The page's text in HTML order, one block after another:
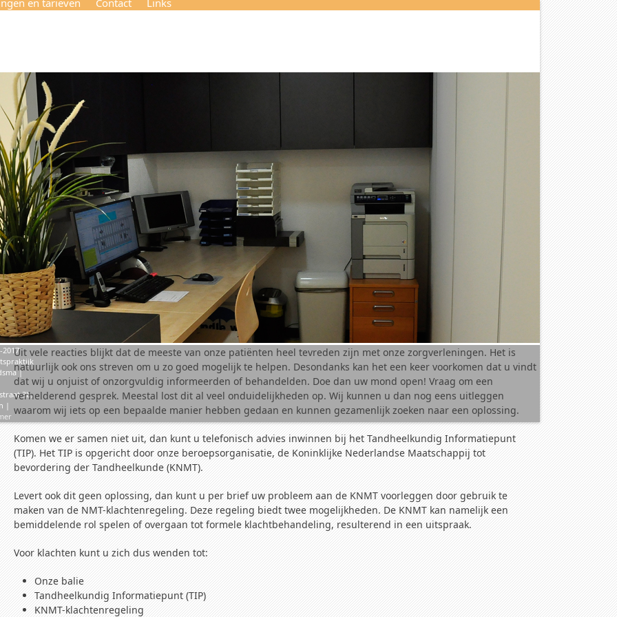
en tarieven Contact Links
Uit vele reacties blijkt dat de meeste van onze patiënten heel tevreden zijn met onze zorgverleningen. Het is
natuurlijk ook ons streven om u zo goed mogelijk te helpen. Desondanks kan het een keer voorkomen dat u vindt
dat wij u onjuist of onzorgvuldig informeerden of behandelden. Doe dan uw mond open! Vraag om een
verhelderend gesprek. Meestal lost dit al veel onduidelijkheden op. Wij kunnen u dan nog eens uitleggen
waarom wij iets op een bepaalde manier hebben gedaan en kunnen gezamenlijk zoeken naar een oplossing.
Komen we er samen niet uit, dan kunt u telefonisch advies inwinnen bij het Tandheelkundig Informatiepunt
(TIP). Het TIP is opgericht door onze beroepsorganisatie, de Koninklijke Nederlandse Maatschappij tot
bevordering der Tandheelkunde (KNMT).
Levert ook dit geen oplossing, dan kunt u per brief uw probleem aan de KNMT voorleggen door gebruik te
maken van de NMT-klachtenregeling. Deze regeling biedt twee mogelijkheden. De KNMT kan namelijk een
bemiddelende rol spelen of overgaan tot formele klachtbehandeling, resulterend in een uitspraak.
Voor klachten kunt u zich dus wenden tot:
Onze balie
Tandheelkundig Informatiepunt (TIP)
KNMT-klachtenregeling
2017
|
3b,
|